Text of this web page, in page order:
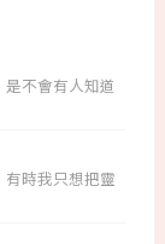
不會有人知道
時我只想把靈